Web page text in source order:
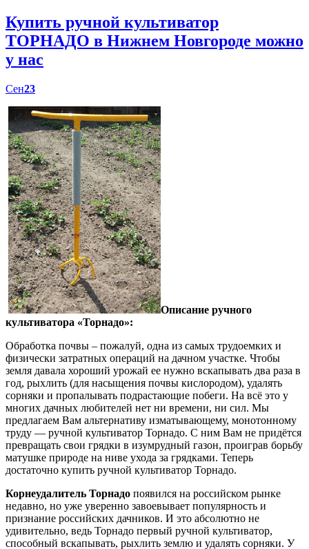
Купить ручной культиватор
ТОРНАДО в Нижнем Новгороде можно
у нас
Сен23
Описание ручного
культиватора «Торнадо»:
Обработка почвы – пожалуй, одна из самых трудоемких и
физически затратных операций на дачном участке. Чтобы
земля давала хороший урожай ее нужно вскапывать два раза в
год, рыхлить (для насыщения почвы кислородом), удалять
сорняки и пропалывать подрастающие побеги. На всё это у
многих дачных любителей нет ни времени, ни сил. Мы
предлагаем Вам альтернативу изматывающему, монотонному
труду — ручной культиватор Торнадо. С ним Вам не придётся
превращать свои грядки в изумрудный газон, проиграв борьбу
матушке природе на ниве ухода за грядками. Теперь
достаточно купить ручной культиватор Торнадо.
Корнеудалитель Торнадо появился на российском рынке
недавно, но уже уверенно завоевывает популярность и
признание российских дачников. И это абсолютно не
удивительно, ведь Торнадо первый ручной культиватор,
способный вскапывать, рыхлить землю и удалять сорняки. У